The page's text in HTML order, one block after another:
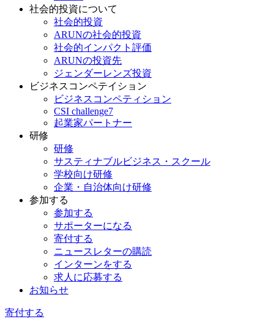
社会的投資について
社会的投資
ARUNの社会的投資
社会的インパクト評価
ARUNの投資先
ジェンダーレンズ投資
ビジネスコンペテイション
ビジネスコンペティション
CSI challenge7
起業家パートナー
研修
研修
サスティナブルビジネス・スクール
学校向け研修
企業・自治体向け研修
参加する
参加する
サポーターになる
寄付する
ニュースレターの購読
インターンをする
求人に応募する
お知らせ
寄付する